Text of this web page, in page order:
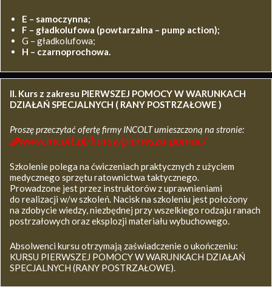
E – samoczynna;
F – gładkolufowa (powtarzalna – pump action);
G – gładkolufowa;
H – czarnoprochowa.
II. Kurs z zakresu PIERWSZEJ POMOCY W WARUNKACH
DZIAŁAŃ SPECJALNYCH ( RANY POSTRZAŁOWE )
Proszę przeczytać ofertę firmy INCOLT umieszczoną na stronie:
www.incolt.pl/kursy/pierwsza-pomoc/
Szkolenie polega na ćwiczeniach praktycznych z użyciem
medycznego sprzętu ratownictwa taktycznego.
Prowadzone jest przez instruktorów z uprawnieniami
do realizacji w/w szkoleń. Nacisk na szkoleniu jest położony
na zdobycie wiedzy, niezbędnej przy wszelkiego rodzaju ranach
postrzałowych oraz eksplozji materiału wybuchowego.
Absolwenci kursu otrzymają zaświadczenie o ukończeniu:
KURSU PIERWSZEJ POMOCY W WARUNKACH DZIAŁAŃ
SPECJALNYCH (RANY POSTRZAŁOWE).